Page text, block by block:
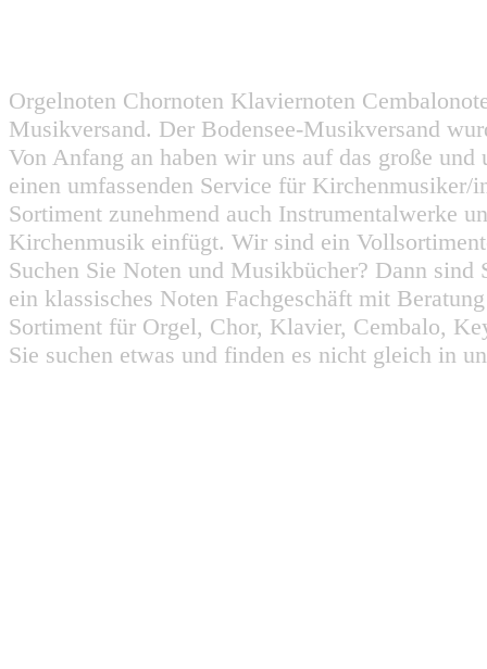
Orgelnoten Chornoten Klaviernoten
Musikversand. Der Bodensee-Musikversand
Von Anfang an haben wir uns auf das große
einen umfassenden Service für
Sortiment zunehmend auch Instrumentalwerke
Kirchenmusik einfügt. Wir sind ein
Suchen Sie Noten und Musikbücher? Dann
ein klassisches Noten Fachgeschäft mit
Sortiment für Orgel, Chor, Klavier, Cembalo,
Sie suchen etwas und finden es nicht gleich in